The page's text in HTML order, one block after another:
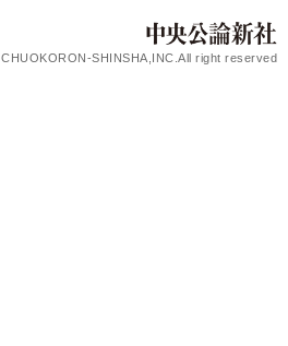
CHUOKORON-SHINSHA,INC.All right reserved